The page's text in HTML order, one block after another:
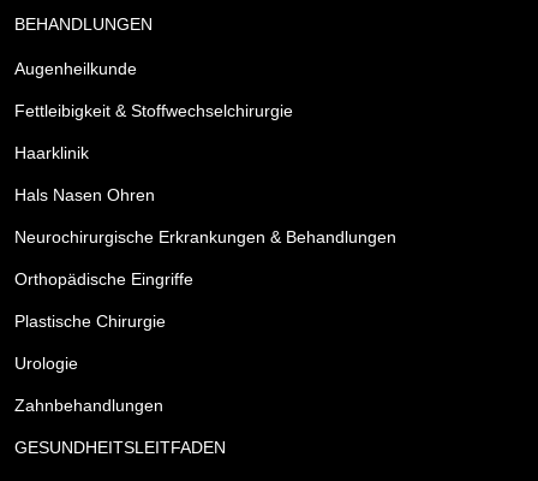
BEHANDLUNGEN
Augenheilkunde
Fettleibigkeit & Stoffwechselchirurgie
Haarklinik
Hals Nasen Ohren
Neurochirurgische Erkrankungen & Behandlungen
Orthopädische Eingriffe
Plastische Chirurgie
Urologie
Zahnbehandlungen
GESUNDHEITSLEITFADEN